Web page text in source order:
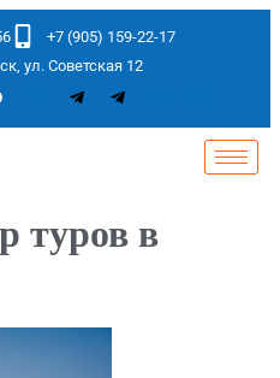
+7 (905) 159-22-17
ул. Советская 12
туров в